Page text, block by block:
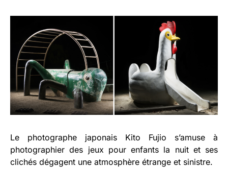
Le photographe japonais Kito Fujio s’amuse à
photographier des jeux pour enfants la nuit et ses
clichés dégagent une atmosphère étrange et sinistre.